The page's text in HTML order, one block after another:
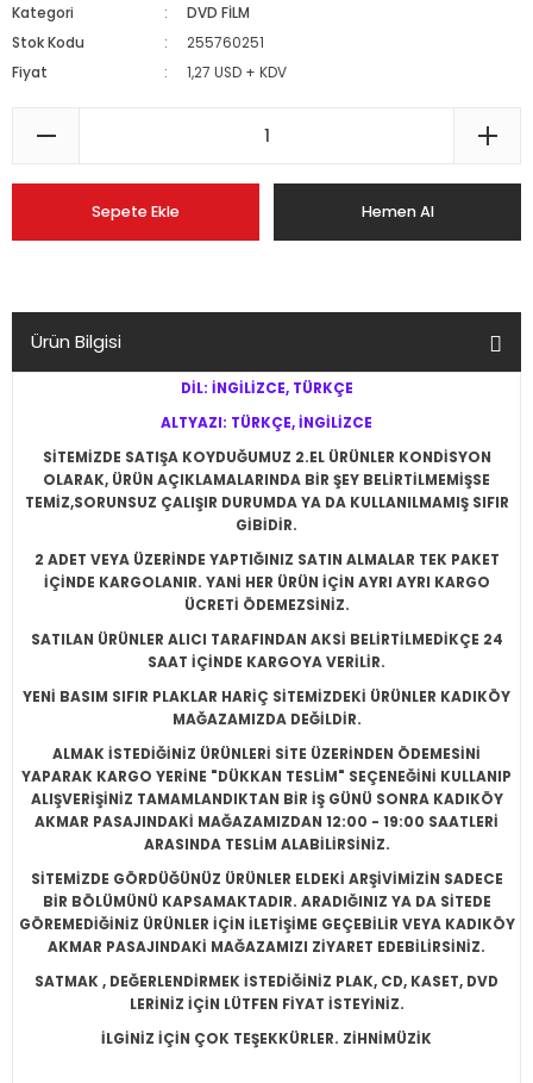
Kategori
DVD FİLM
Stok Kodu
255760251
Fiyat
1,27 USD + KDV
Sepete Ekle Hemen Al
Ürün Bilgisi
DİL: İNGİLİZCE, TÜRKÇE
ALTYAZI: TÜRKÇE, İNGİLİZCE
SİTEMİZDE SATIŞA KOYDUĞUMUZ 2.EL ÜRÜNLER KONDİSYON
OLARAK, ÜRÜN AÇIKLAMALARINDA BİR ŞEY BELİRTİLMEMİŞSE
TEMİZ,SORUNSUZ ÇALIŞIR DURUMDA YA DA KULLANILMAMIŞ SIFIR
GİBİDİR.
2 ADET VEYA ÜZERİNDE YAPTIĞINIZ SATIN ALMALAR TEK PAKET
İÇİNDE KARGOLANIR. YANİ HER ÜRÜN İÇİN AYRI AYRI KARGO
ÜCRETİ ÖDEMEZSİNİZ.
SATILAN ÜRÜNLER ALICI TARAFINDAN AKSİ BELİRTİLMEDİKÇE 24
SAAT İÇİNDE KARGOYA VERİLİR.
YENİ BASIM SIFIR PLAKLAR HARİÇ SİTEMİZDEKİ ÜRÜNLER KADIKÖY
MAĞAZAMIZDA DEĞİLDİR.
ALMAK İSTEDİĞİNİZ ÜRÜNLERİ SİTE ÜZERİNDEN ÖDEMESİNİ
YAPARAK KARGO YERİNE "DÜKKAN TESLİM" SEÇENEĞİNİ KULLANIP
ALIŞVERİŞİNİZ TAMAMLANDIKTAN BİR İŞ GÜNÜ SONRA KADIKÖY
AKMAR PASAJINDAKİ MAĞAZAMIZDAN 12:00 - 19:00 SAATLERİ
ARASINDA TESLİM ALABİLİRSİNİZ.
SİTEMİZDE GÖRDÜĞÜNÜZ ÜRÜNLER ELDEKİ ARŞİVİMİZİN SADECE
BİR BÖLÜMÜNÜ KAPSAMAKTADIR. ARADIĞINIZ YA DA SİTEDE
GÖREMEDİĞİNİZ ÜRÜNLER İÇİN İLETİŞİME GEÇEBİLİR VEYA KADIKÖY
AKMAR PASAJINDAKİ MAĞAZAMIZI ZİYARET EDEBİLİRSİNİZ.
SATMAK , DEĞERLENDİRMEK İSTEDİĞİNİZ PLAK, CD, KASET, DVD
LERİNİZ İÇİN LÜTFEN FİYAT İSTEYİNİZ.
İLGİNİZ İÇİN ÇOK TEŞEKKÜRLER. ZİHNİMÜZİK